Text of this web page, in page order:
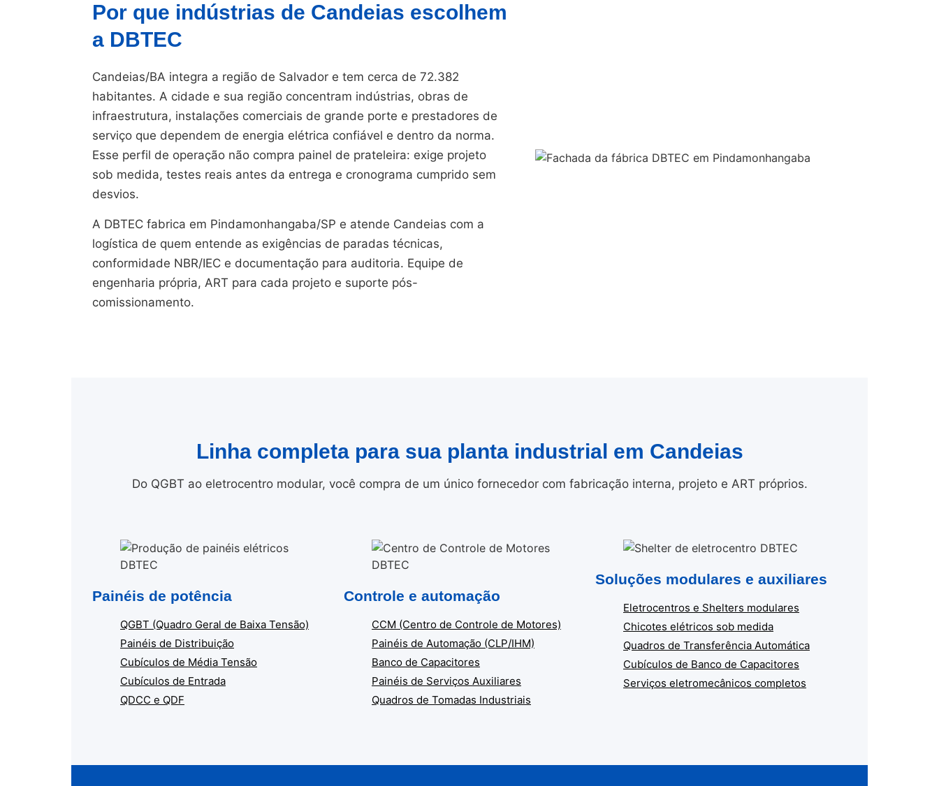
Por que indústrias de Candeias escolhem
a DBTEC
Candeias/BA integra a região de Salvador e tem cerca de 72.382
habitantes. A cidade e sua região concentram indústrias, obras de
infraestrutura, instalações comerciais de grande porte e prestadores de
serviço que dependem de energia elétrica confiável e dentro da norma.
Esse perfil de operação não compra painel de prateleira: exige projeto
sob medida, testes reais antes da entrega e cronograma cumprido sem
desvios.
A DBTEC fabrica em Pindamonhangaba/SP e atende Candeias com a
logística de quem entende as exigências de paradas técnicas,
conformidade NBR/IEC e documentação para auditoria. Equipe de
engenharia própria, ART para cada projeto e suporte pós-
comissionamento.
Linha completa para sua planta industrial em Candeias
Do QGBT ao eletrocentro modular, você compra de um único fornecedor com fabricação interna, projeto e ART próprios.
Painéis de potência
QGBT (Quadro Geral de Baixa Tensão)
Painéis de Distribuição
Cubículos de Média Tensão
Cubículos de Entrada
QDCC e QDF
Controle e automação
CCM (Centro de Controle de Motores)
Painéis de Automação (CLP/IHM)
Banco de Capacitores
Painéis de Serviços Auxiliares
Quadros de Tomadas Industriais
Soluções modulares e auxiliares
Eletrocentros e Shelters modulares
Chicotes elétricos sob medida
Quadros de Transferência Automática
Cubículos de Banco de Capacitores
Serviços eletromecânicos completos